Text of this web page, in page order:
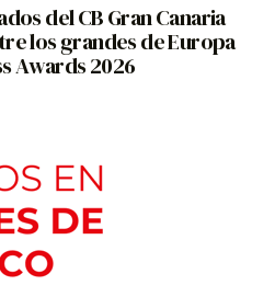
del CB Gran Canaria
los grandes de Europa
Awards 2026